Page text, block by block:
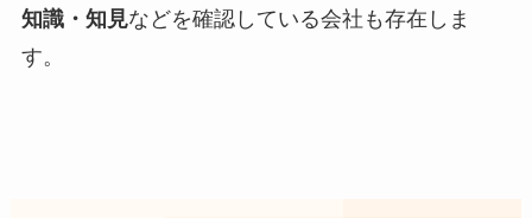
知識・知見などを確認している会社も存在しま
す。